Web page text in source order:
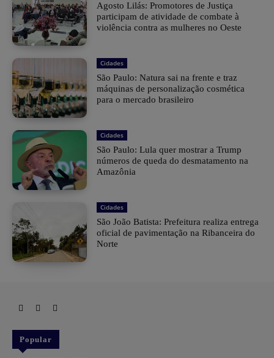
Agosto Lilás: Promotores de Justiça
participam de atividade de combate à
violência contra as mulheres no Oeste
Cidades
São Paulo: Natura sai na frente e traz
máquinas de personalização cosmética
para o mercado brasileiro
Cidades
São Paulo: Lula quer mostrar a Trump
números de queda do desmatamento na
Amazônia
Cidades
São João Batista: Prefeitura realiza entrega
oficial de pavimentação na Ribanceira do
Norte
Popular